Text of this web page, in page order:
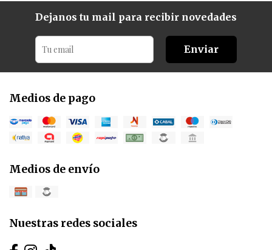
Dejanos tu mail para recibir novedades
Enviar
Medios de pago
Medios de envío
Nuestras redes sociales